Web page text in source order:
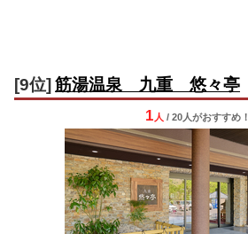
[9位] 筋湯温泉 九重 悠々亭
1 人 / 20人がおすすめ！